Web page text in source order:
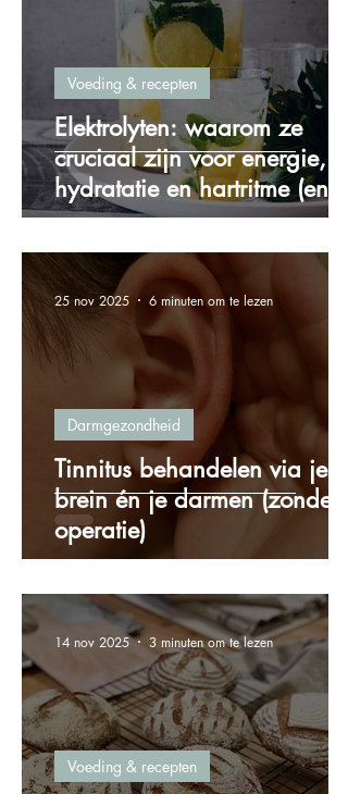
Elektrolyten: waarom ze
cruciaal zijn voor energie,
hydratatie en hartritme (en
hoe je ze via voeding binnen
krijgt)
Voeding & recepten
Tinnitus behandelen via je
brein én je darmen (zonder
operatie)
Darmgezondheid
25 nov 2025 6 minuten om te lezen
Voeding & recepten
14 nov 2025 3 minuten om te lezen